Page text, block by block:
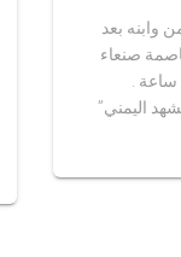
وابنه بعد
صنعاء
خلال موجة كورونا الثانية في أقل من 24 ساعة .
اليمني”